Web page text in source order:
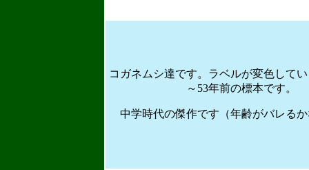
コガネムシ達です。ラベルが変色して
～ 53年前の標本です。
中学時代の傑作です（年齢がバレる